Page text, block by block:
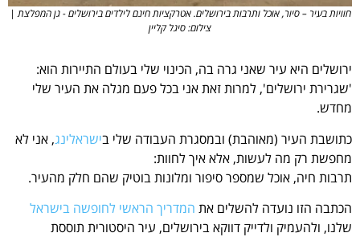
חוויות בעיר – סיור, אוכל ותרבות בירושלים. אטרקציות חינם לילדים בירושלים - גן המפלצת |
צילום: סיגל קליין
ירושלים היא עיר שאני גרה בה, הכינוי שלי בעולם התיירות הוא:
'שגרירת ירושלים', למרות זאת אני בכל פעם מגלה את העיר שלי
מחדש.
כתושבת העיר (מאוהבת) ובמסגרת העבודה שלי בישראלינג, אני לא
מחפשת רק מה לעשות, אלא איך לחוות:
תרבות חיה, אוכל שמספר סיפור ומלונות בוטיק שהם חלק מהעיר.
הכתבה הזו נועדה להשלים את המדריך הראשי לחופשה בישראל
שלנו, ולהעמיק ולדייק דווקא בירושלים, עיר היסטורית תוססת